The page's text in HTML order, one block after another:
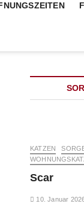
KATZEN
Scar
10. Januar